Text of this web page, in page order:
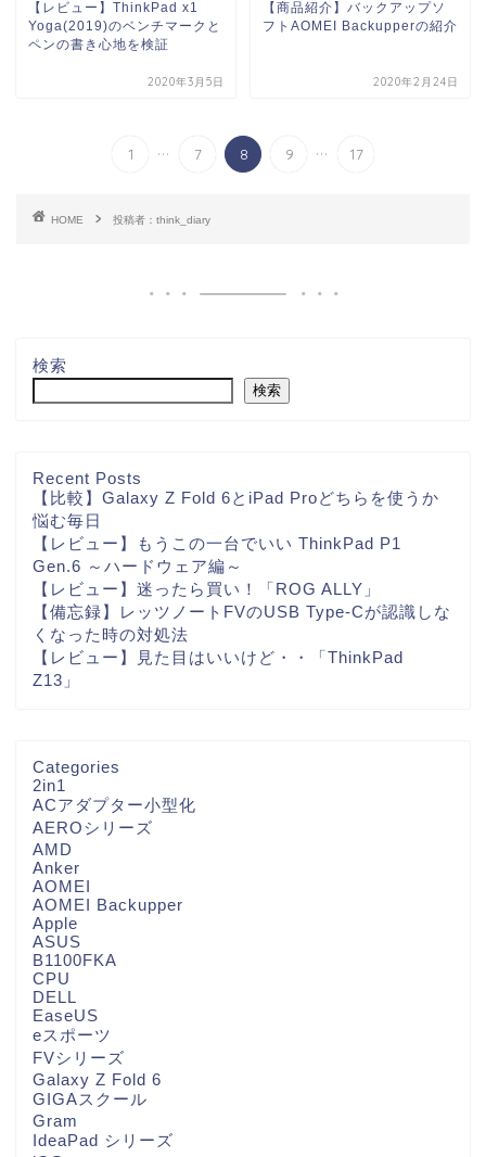
【レビュー】ThinkPad x1
Yoga(2019)のベンチマークと
ペンの書き心地を検証
2020年3月5日
【商品紹介】バックアップソ
フトAOMEI Backupperの紹介
2020年2月24日
1 ... 7 8 9 ... 17
HOME 投稿者：think_diary
検索
検索
Recent Posts
【比較】Galaxy Z Fold 6とiPad Proどちらを使うか
悩む毎日
【レビュー】もうこの一台でいい ThinkPad P1
Gen.6 ～ハードウェア編～
【レビュー】迷ったら買い！「ROG ALLY」
【備忘録】レッツノートFVのUSB Type-Cが認識しな
くなった時の対処法
【レビュー】見た目はいいけど・・「ThinkPad
Z13」
Categories
2in1
ACアダプター小型化
AEROシリーズ
AMD
Anker
AOMEI
AOMEI Backupper
Apple
ASUS
B1100FKA
CPU
DELL
EaseUS
eスポーツ
FVシリーズ
Galaxy Z Fold 6
GIGAスクール
Gram
IdeaPad シリーズ